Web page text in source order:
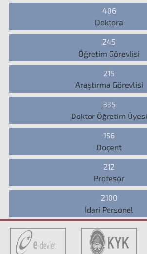
406
Doktora
245
Öğretim Görevlisi
215
Araştırma Görevlisi
335
Doktor Öğretim Üyesi
156
Doçent
212
Profesör
2100
İdari Personel